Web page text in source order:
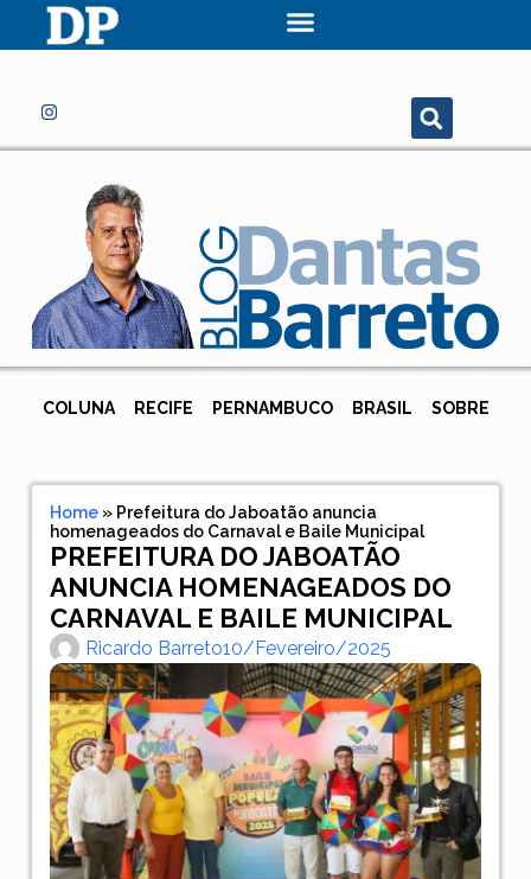
COLUNA RECIFE PERNAMBUCO BRASIL SOBRE
Home» Prefeitura do Jaboatão anuncia
homenageados do Carnaval e Baile Municipal
PREFEITURA DO JABOATÃO
ANUNCIA HOMENAGEADOS DO
CARNAVAL E BAILE MUNICIPAL
Ricardo Barreto10/fevereiro/2025